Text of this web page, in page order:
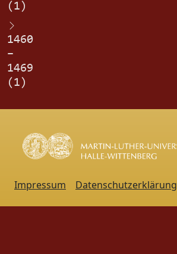
(1)
1460
–
1469
(1)
Impressum Datenschutzerklärung